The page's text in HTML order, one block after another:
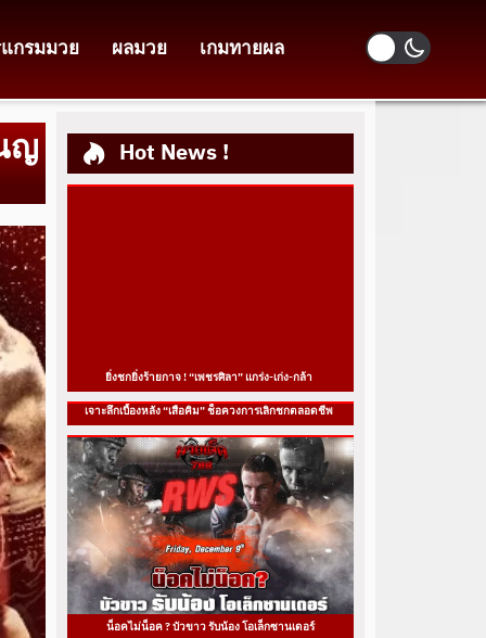
กรมมวย ผลมวย เกมทายผล
ญ Hot News !
ยิ่งชกยิ่งร้ายกาจ ! “เพชรศิลา” แกร่ง-เก่ง-กล้า
เจาะลึกเบื้องหลัง “เสือคิม” ช็อควงการเลิกชกตลอดชีพ
น็อคไม่น็อค ? บัวขาว รับน้อง โอเล็กซานเดอร์